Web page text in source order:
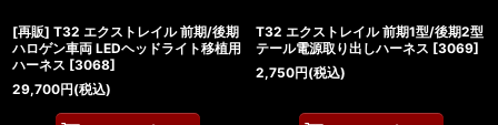
[再販] T32 エクストレイル 前期/後期
ハロゲン車両 LEDヘッドライト移植用
ハーネス [3068]
29,700円(税込)
T32 エクストレイル 前期1型/後期2型
テール電源取り出しハーネス [3069]
2,750円(税込)